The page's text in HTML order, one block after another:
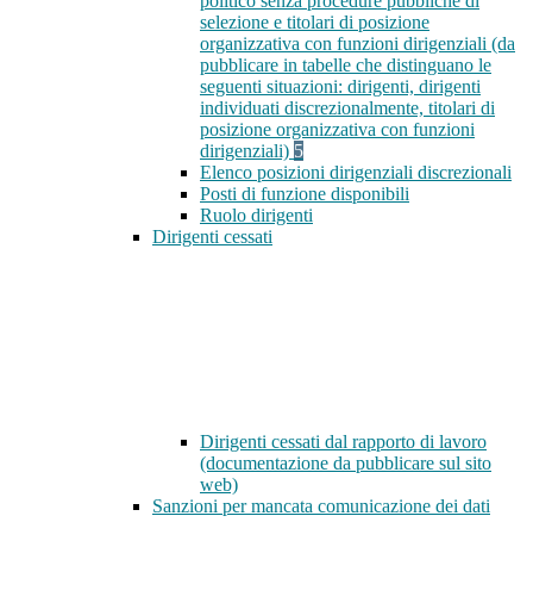
selezione e titolari di posizione
organizzativa con funzioni dirigenziali (da
pubblicare in tabelle che distinguano le
seguenti situazioni: dirigenti, dirigenti
individuati discrezionalmente, titolari di
posizione organizzativa con funzioni
dirigenziali) 5
Elenco posizioni dirigenziali discrezionali
Posti di funzione disponibili
Ruolo dirigenti
Dirigenti cessati
Dirigenti cessati dal rapporto di lavoro
(documentazione da pubblicare sul sito
web)
Sanzioni per mancata comunicazione dei dati